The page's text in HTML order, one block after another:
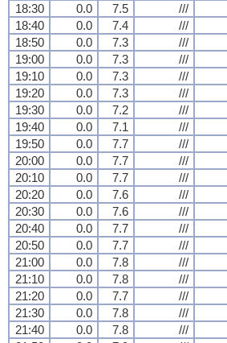
18:30
0.0 7.5 ///
18:40
0.0 7.4 ///
18:50
0.0 7.3 ///
19:00
0.0 7.3 ///
19:10
0.0 7.3 ///
19:20
0.0 7.3 ///
19:30
0.0 7.2 ///
19:40
0.0 7.1 ///
19:50
0.0 7.7 ///
20:00
0.0 7.7 ///
20:10
0.0 7.7 ///
20:20
0.0 7.6 ///
20:30
0.0 7.6 ///
20:40
0.0 7.7 ///
20:50
0.0 7.7 ///
21:00
0.0 7.8 ///
21:10
0.0 7.8 ///
21:20
0.0 7.7 ///
21:30
0.0 7.8 ///
21:40
0.0 7.8 ///